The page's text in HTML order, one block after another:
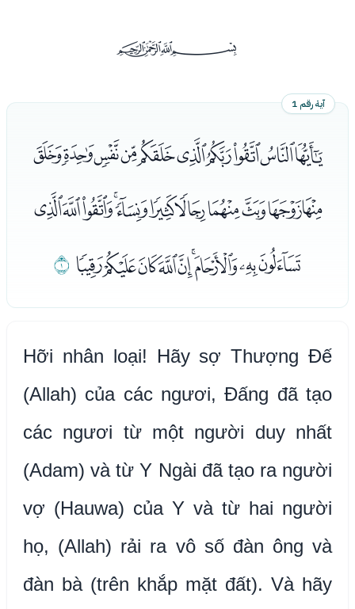
ﰡ
آية رقم 1
ﭑﭒﭓﭔﭕﭖﭗﭘﭙﭚ
ﭛﭜﭝﭞﭟﭠﭡﭢﭣﭤﭥ
ﭦﭧﭨﭩﭪﭫﭬﭭﭮﭯ
Hỡi nhân loại! Hãy sợ Thượng Đế
(Allah) của các ngươi, Đấng đã tạo
các ngươi từ một người duy nhất
(Adam) và từ Y Ngài đã tạo ra người
vợ (Hauwa) của Y và từ hai người
họ, (Allah) rải ra vô số đàn ông và
đàn bà (trên khắp mặt đất). Và hãy